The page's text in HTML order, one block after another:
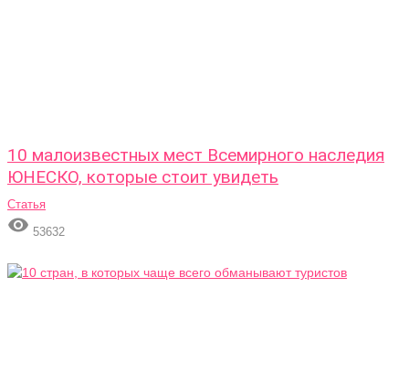
10 малоизвестных мест Всемирного наследия
ЮНЕСКО, которые стоит увидеть
Статья
 53632